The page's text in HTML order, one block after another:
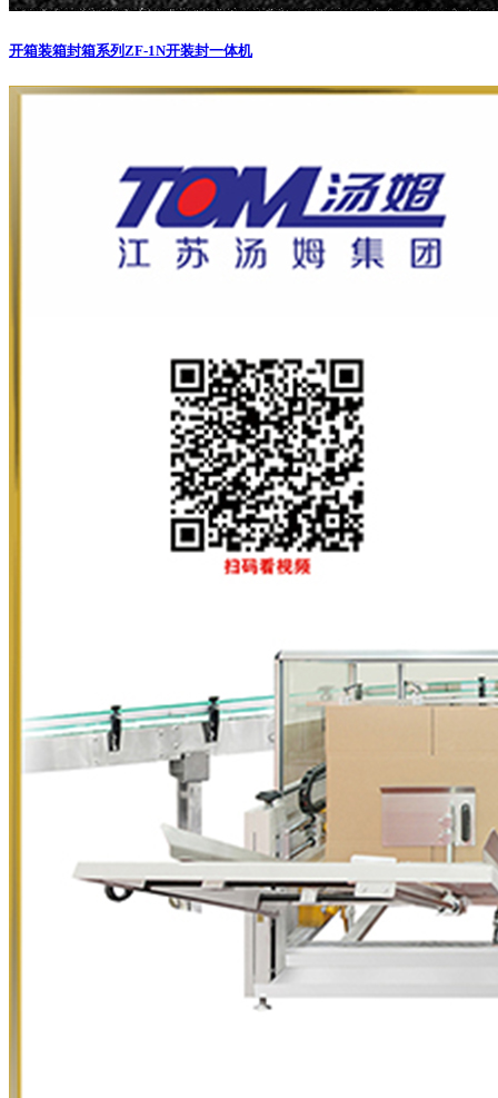
开箱装箱封箱系列 ZF-1N开装封一体机